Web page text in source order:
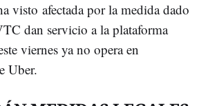
visto afectada por la medida dado
dan servicio a la plataforma
viernes ya no opera en
Uber.